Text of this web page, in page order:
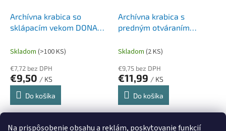
Na prispôsobenie obsahu a reklám, poskytovanie funkcií
Archívna krabica so
sklápacím vekom DONAU
Skladom (>100 KS)
€7,72 bez DPH
€9,50 / KS
Do košíka
Archívna krabica s
predným otváraním
555×360×315 mm
Skladom (2 KS)
€9,75 bez DPH
€11,99 / KS
Do košíka
O
22položiek celkom